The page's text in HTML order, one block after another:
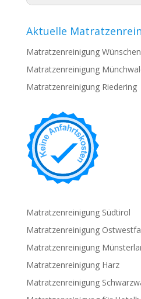
Aktuelle
Matratzenreinigung
Matratzenreinigung
Matratzenreinigung Riedering
Matratzenreinigung Südtirol
Matratzenreinigung
Matratzenreinigung
Matratzenreinigung Harz
Matratzenreinigung